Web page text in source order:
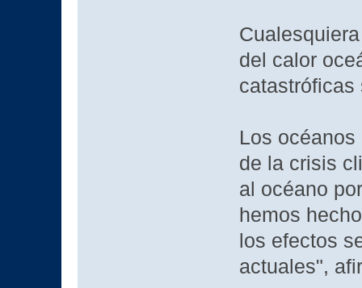
del calor
catastróficas
Los
de la crisis
al océano
hemos
los efectos
actuales",